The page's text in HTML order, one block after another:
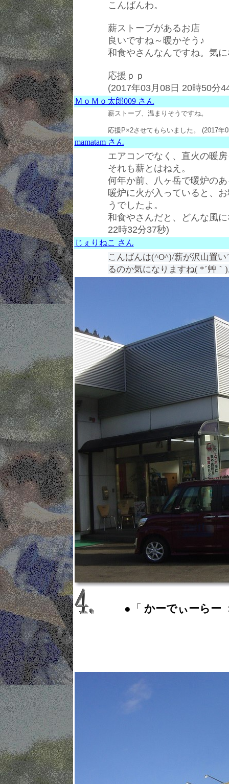
こんばんわ。
薪ストーブがあるお店
良いですね～暖かそう♪
和食やさんなんですね。気
応援ｐｐ
(2017年03月08日 20時50分
ＭｏＭｏ太郎009 さん
薪ストーブ、温まりそうですね。
応援P×2させてもらいました。 (2017年
mamatam さん
エアコンでなく、直火の暖
それも薪とはねえ。
何年か前、八ヶ岳で暖炉の
暖炉に火が入っていると、
うでしたよ。
和食やさんだと、どんな風
22時32分37秒)
じぇりねこ さん
こんばんは(^O^)/薪が沢山置
るのか気になりますね( *´艸
●「 かーでぃーらー